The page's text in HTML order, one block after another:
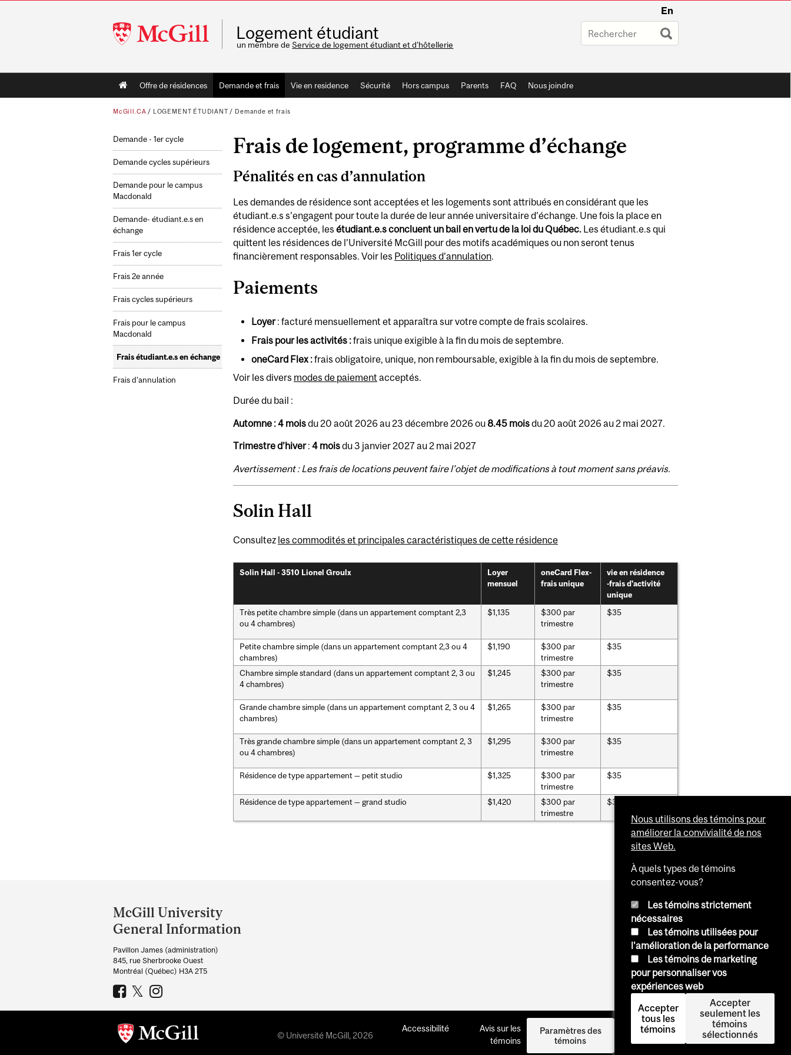
McGill
University
En
Logement étudiant
un membre deService de logement étudiant et d'hôtellerie
Main
navigation
Offre de résidences Demande et frais Vie en residence Sécurité Hors campus Parents FAQ Nous joindre
McGill.CA / LOGEMENT ÉTUDIANT / Demande et frais
Demande - 1er cycle
Demande cycles supérieurs
Demande pour le campus
Macdonald
Demande- étudiant.e.s en
échange
Frais 1er cycle
Frais 2e année
Frais cycles supérieurs
Frais pour le campus
Macdonald
Frais étudiant.e.s en échange
Frais d’annulation
Frais de logement, programme d’échange
Pénalités en cas d’annulation
Les demandes de résidence sont acceptées et les logements sont attribués en considérant que les
étudiant.e.s s’engagent pour toute la durée de leur année universitaire d'échange. Une fois la place en
résidence acceptée, les étudiant.e.s concluent un bail en vertu de la loi du Québec. Les étudiant.e.s qui
quittent les résidences de l’Université McGill pour des motifs académiques ou non seront tenus
financièrement responsables. Voir les Politiques d’annulation.
Paiements
Loyer: facturé mensuellement et apparaîtra sur votre compte de frais scolaires.
Frais pour les activités :frais unique exigible à la fin du mois de septembre.
oneCard Flex :frais obligatoire, unique, non remboursable, exigible à la fin du mois de septembre.
Voir les divers modes de paiement acceptés.
Durée du bail :
Automne : 4 moisdu 20 août 2026 au 23 décembre 2026 ou 8.45 moisdu 20 août 2026au 2 mai 2027.
Trimestre d’hiver: 4 moisdu 3 janvier 2027 au 2 mai 2027
Avertissement : Les frais de locations peuvent faire l’objet de modifications à tout moment sans préavis.
Solin Hall
Consultez les commodités et principales caractéristiques de cette résidence
Solin Hall - 3510 Lionel Groulx
Loyer
mensuel
oneCard Flex-
frais unique
vie en résidence
-frais d'activité
unique
Très petite chambre simple (dans un appartement comptant 2,3
ou 4 chambres)
$1,135
$300 par
trimestre
$35
Petite chambre simple (dans un appartement comptant 2,3 ou 4
chambres)
$1,190
$300 par
trimestre
$35
Chambre simple standard (dans un appartement comptant 2, 3 ou
4 chambres)
$1,245
$300 par
trimestre
$35
Grande chambre simple (dans un appartement comptant 2, 3 ou 4
chambres)
$1,265
$300 par
trimestre
$35
Très grande chambre simple (dans un appartement comptant 2, 3
ou 4 chambres)
$1,295
$300 par
trimestre
$35
Résidence de type appartement — petit studio $1,325
$300 par
trimestre
$35
Résidence de type appartement — grand studio $1,420
$300 par
trimestre
$35
and
University
Information
McGill University
General Information
Pavillon James (administration)
845, rue Sherbrooke Ouest
Montréal (Québec) H3A 2T5
© Université McGill, 2026
Accessibilité
Avis sur les
témoins
Paramètres des
témoins
Se
connecter
Nous utilisons des témoins pour
améliorer la convivialité de nos
sites Web.
À quels types de témoins
consentez-vous?
Les témoins strictement
nécessaires
Les témoins utilisées pour
l'amélioration de la performance
Les témoins de marketing
pour personnaliser vos
expériences web
Accepter
tous les
témoins
Accepter
seulement les
témoins
sélectionnés